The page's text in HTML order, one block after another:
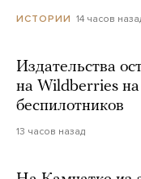
ИСТОРИИ 14 часов
Издательства
на Wildberries на
беспилотников
13 часов назад